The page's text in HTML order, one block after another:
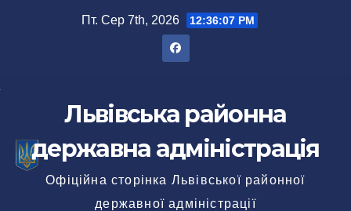
Пт. Сер 7th, 2026 12:36:08 PM
Львівська районна
державна адміністрація
Офіційна сторінка Львівської районної
державної адміністрації